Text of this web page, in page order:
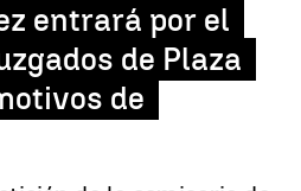
entrará por el
de Plaza
de